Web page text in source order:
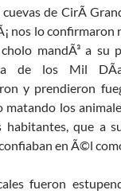
cuevas de CirÃ­
nos lo confirmaron
mandÃ³ a su
de los Mil
y prendieron
matando los
habitantes, que a
en Ã©l
fueron